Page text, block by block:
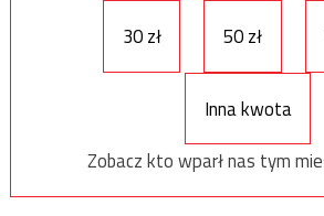
30 zł
50 zł
Inna kwota
Zobacz kto wparł nas tym